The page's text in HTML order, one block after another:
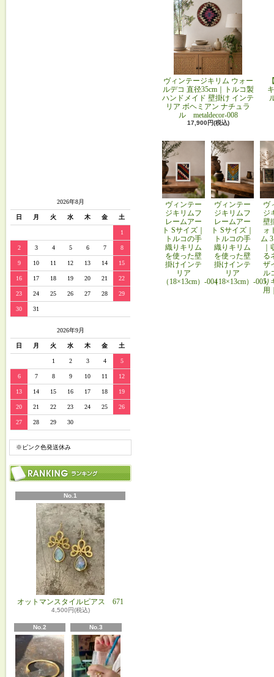
2026年8月
日 月 火 水 木 金 土
1
2 3 4 5 6 7 8
9 10 11 12 13 14 15
16 17 18 19 20 21 22
23 24 25 26 27 28 29
30 31
2026年9月
日 月 火 水 木 金 土
1 2 3 4 5
6 7 8 9 10 11 12
13 14 15 16 17 18 19
20 21 22 23 24 25 26
27 28 29 30
※ピンク色発送休み
No.1
オットマンスタイルピアス 671
4,500円(税込)
No.2 No.3
ヴィンテージキリム ウォー
ルデコ 直径35cm｜トルコ製
ハンドメイド 壁掛け インテ
リア ボヘミアン ナチュラ
ル metaldecor-008
17,900円(税込)
ヴィンテー
ジキリムフ
レームアー
ト Sサイズ｜
トルコの手
織りキリム
を使った壁
掛けインテ
リア
（18×13cm）-004
ヴィンテー
ジキリムフ
レームアー
ト Sサイズ｜
トルコの手
織りキリム
を使った壁
掛けインテ
リア
（18×13cm）-005
ヴ
ジ
壁
ォ
ム
る
ザ
ル
り
用